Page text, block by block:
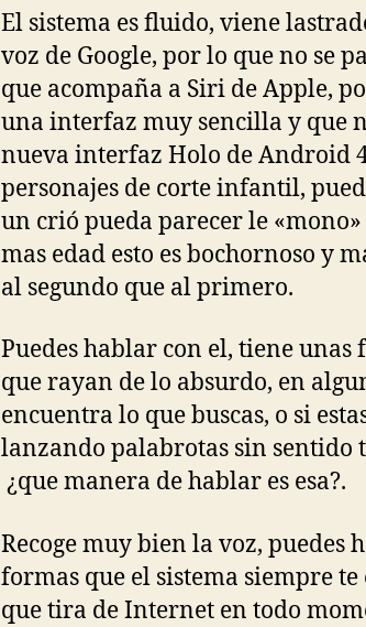
El sistema es fluido, viene
voz de Google, por lo que no se
que acompaña a Siri de Apple,
una interfaz muy sencilla y que
nueva interfaz Holo de Android
personajes de corte infantil,
un crió pueda parecer le
mas edad esto es bochornoso y
al segundo que al primero.
Puedes hablar con el, tiene unas
que rayan de lo absurdo, en
encuentra lo que buscas, o si
lanzando palabrotas sin sentido
¿que manera de hablar es esa?.
Recoge muy bien la voz, puedes
formas que el sistema siempre
que tira de Internet en todo